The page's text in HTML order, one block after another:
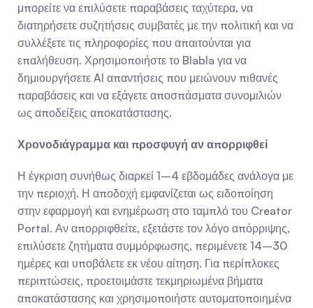
μπορείτε να επιλύσετε παραβάσεις ταχύτερα, να
διατηρήσετε συζητήσεις συμβατές με την πολιτική και να
συλλέξετε τις πληροφορίες που απαιτούνται για
επαλήθευση. Χρησιμοποιήστε το Blabla για να
δημιουργήσετε AI απαντήσεις που μειώνουν πιθανές
παραβάσεις και να εξάγετε αποσπάσματα συνομιλιών
ως αποδείξεις αποκατάστασης.
Χρονοδιάγραμμα και προσφυγή αν απορριφθεί
Η έγκριση συνήθως διαρκεί 1–4 εβδομάδες ανάλογα με
την περιοχή. Η αποδοχή εμφανίζεται ως ειδοποίηση
στην εφαρμογή και ενημέρωση στο ταμπλό του Creator
Portal. Αν απορριφθείτε, εξετάστε τον λόγο απόρριψης,
επιλύσετε ζητήματα συμμόρφωσης, περιμένετε 14–30
ημέρες και υποβάλετε εκ νέου αίτηση. Για περίπλοκες
περιπτώσεις, προετοιμάστε τεκμηριωμένα βήματα
αποκατάστασης και χρησιμοποιήστε αυτοματοποιημένα